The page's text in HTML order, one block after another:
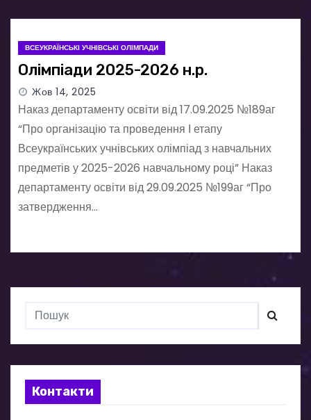
ВСЕУКРАЇНСЬКІ УЧНІВСЬКІ ОЛІМПАДИ
Олімпіади 2025-2026 н.р.
Жов 14, 2025
Наказ департаменту освіти від 17.09.2025 №189аг
“Про організацію та проведення І етапу
Всеукраїнських учнівських олімпіад з навчальних
предметів у 2025-2026 навчальному році” Наказ
департаменту освіти від 29.09.2025 №199аг “Про
затвердження…
Контакти